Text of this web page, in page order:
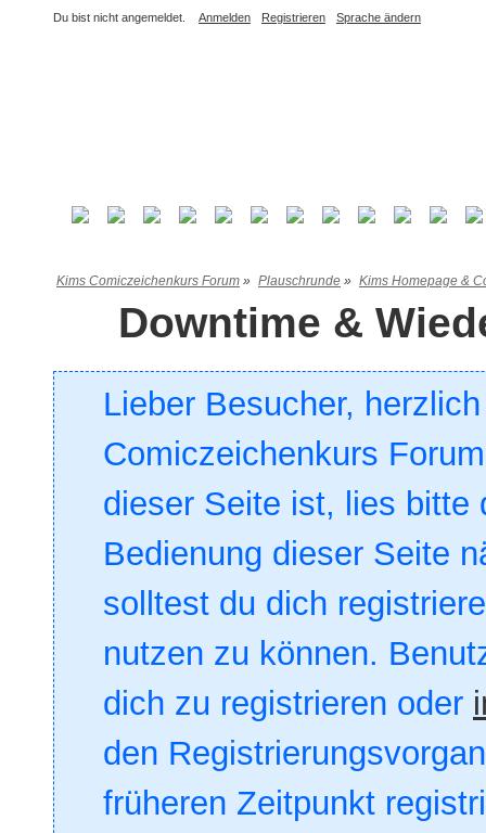
Du bist nicht angemeldet. Anmelden Registrieren Sprache ändern
Kims Comiczeichenkurs Forum » Plauschrunde » Kims Homepage &
Downtime &
Lieber Besucher,
Comiczeichenkurs
dieser Seite ist, lies bitte
Bedienung dieser Seite
solltest du dich
nutzen zu können.
dich zu registrieren oder
den
früheren Zeitpunkt